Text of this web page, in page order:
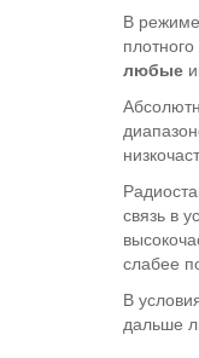
В режиме
любые
связь в
слабее
В
дальше